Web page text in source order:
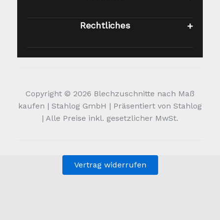
Verletzungen zu
für jegliche Verletzungen oder
Beschädigungen.
Rechtliches
Copyright © 2026 Blechzuschnitte nach Maß
kaufen | Stahlog GmbH | Präsentiert von Stahlog
| Alle Preise inkl. gesetzlicher MwSt.
Vertrag widerrufen